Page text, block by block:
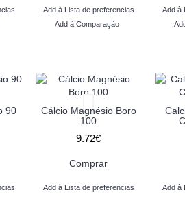
Add à Lista de preferencias
Add à Comparação
Add à
90
Cálcio Magnésio Boro
100
9.72€
Comprar
Add à Lista de preferencias
Add à